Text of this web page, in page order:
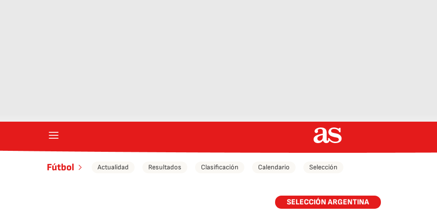
Fútbol Actualidad Resultados Clasificación Calendario Selección
SELECCIÓN ARGENTINA